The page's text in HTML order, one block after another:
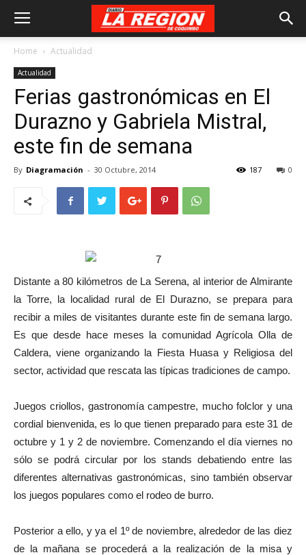
Home Actualidad
Actualidad
Ferias gastronómicas en El
Durazno y Gabriela Mistral,
este fin de semana
By Diagramación - 30 Octubre, 2014 0
187
Distante a 80 kilómetros de La Serena, al interior de Almirante
la Torre, la localidad rural de El Durazno, se prepara para
recibir a miles de visitantes durante este fin de semana largo.
Es que desde hace meses la comunidad Agrícola Olla de
Caldera, viene organizando la Fiesta Huasa y Religiosa del
sector, actividad que rescata las típicas tradiciones de campo.
Juegos criollos, gastronomía campestre, mucho folclor y una
cordial bienvenida, es lo que tienen preparado para este 31 de
octubre y 1 y 2 de noviembre. Comenzando el día viernes no
sólo se podrá circular por los stands debatiendo entre las
diferentes alternativas gastronómicas, sino también observar
los juegos populares como el rodeo de burro.
Posterior a ello, y ya el 1º de noviembre, alrededor de las diez
de la mañana se procederá a la realización de la misa y